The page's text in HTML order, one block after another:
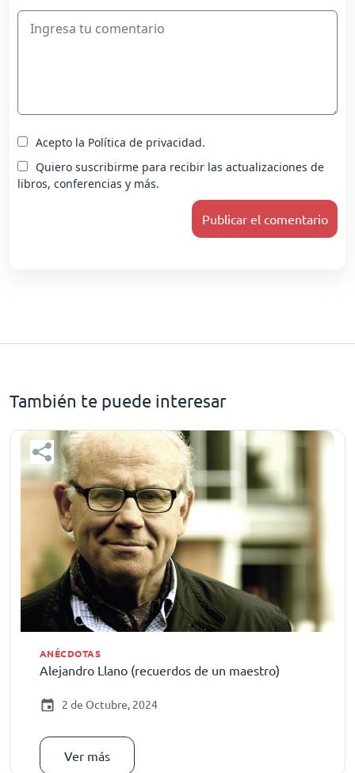
Acepto la Política de privacidad.
Quiero suscribirme para recibir las actualizaciones de
libros, conferencias y más.
También te puede interesar
ANÉCDOTAS
Alejandro Llano (recuerdos de un maestro)
2 de Octubre, 2024
Ver más